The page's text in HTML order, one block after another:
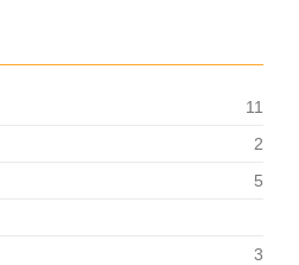
11
2
5
3